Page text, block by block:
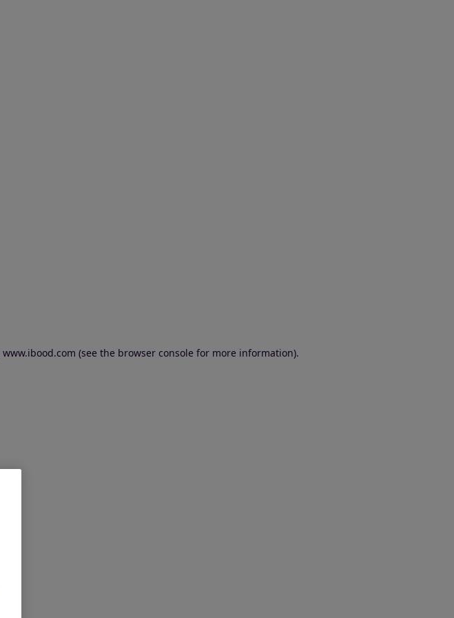
www.ibood.com (see the browser console for more information).